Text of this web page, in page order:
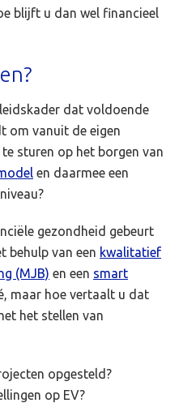
blijft u dan wel financieel
dat voldoende
om vanuit de eigen
sturen op het borgen van
en daarmee een
gezondheid gebeurt
behulp van een kwalitatief
(MJB) en een smart
maar hoe vertaalt u dat
het stellen van
opgesteld?
op EV?